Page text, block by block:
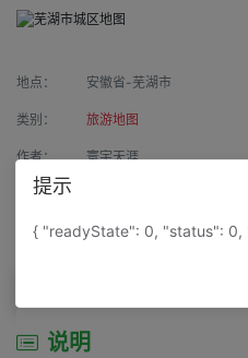
地点： 安徽省-芜湖市
类别： 旅游地图
作者： 寰宇天涯
来源：
属性： 地图属性： 地图类型-城
说明
提示
{ "readyState": 0, "status": 0,